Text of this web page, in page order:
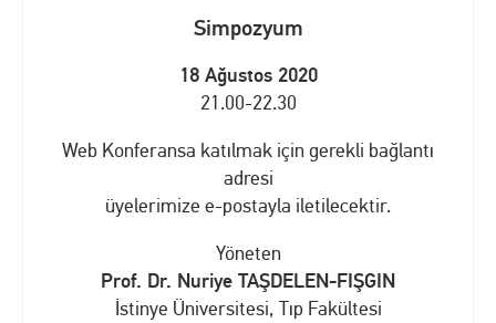
Simpozyum
18 Ağustos 2020
21.00-22.30
Web Konferansa katılmak için gerekli bağlantı
adresi
üyelerimize e-postayla iletilecektir.
Yöneten
Prof. Dr. Nuriye TAŞDELEN-FIŞGIN
İstinye Üniversitesi, Tıp Fakültesi